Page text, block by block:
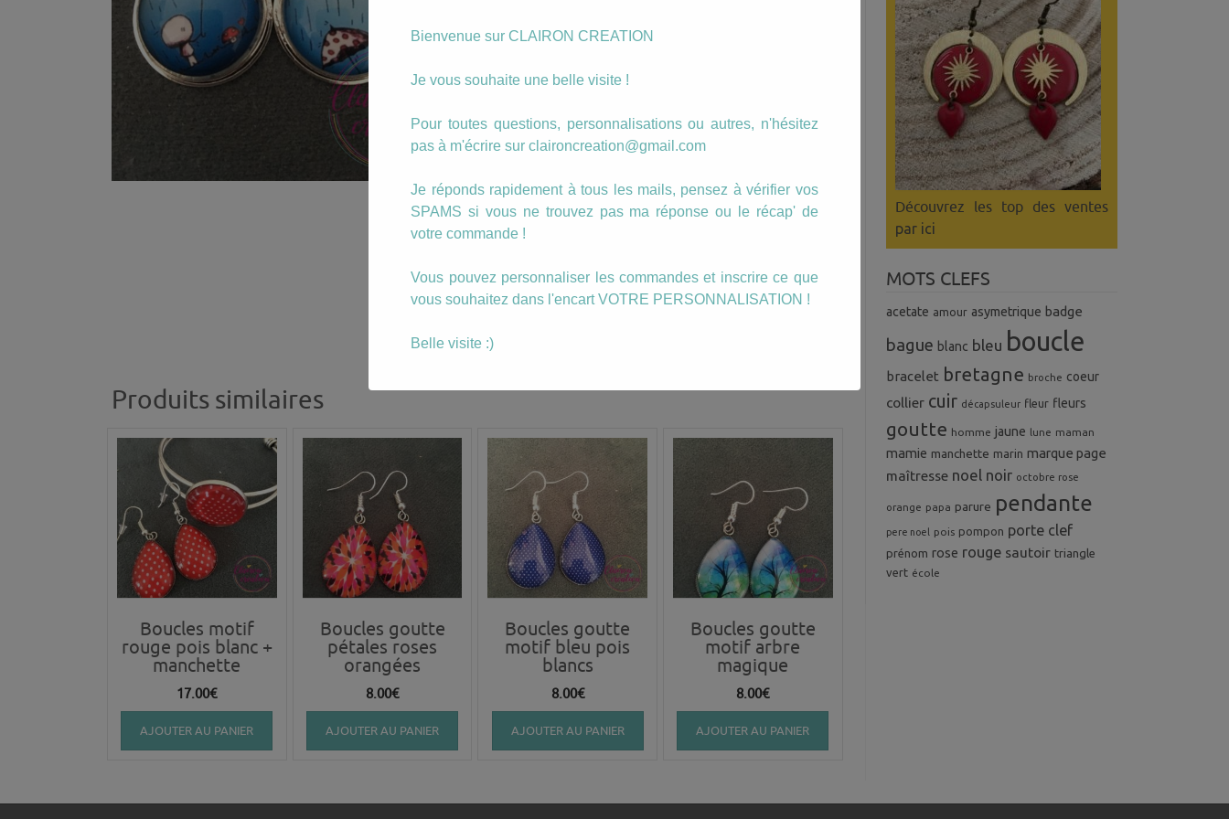
de
triangle
parapluie
contre
pluie
Ajouter au panier
Catégorie :Triangles
Étiquettes :automne,boucle,parapluie,
Description
La taille du motif est de 20mm de diamètre.
Produits similaires
Boucles motif
rouge pois blanc +
manchette
17.00€
AJOUTER AU PANIER
Boucles goutte
pétales roses
orangées
8.00€
AJOUTER AU PANIER
Boucles goutte
motif bleu pois
blancs
8.00€
AJOUTER AU PANIER
Boucles goutte
motif arbre
magique
8.00€
AJOUTER AU PANIER
Découvrez les top des ventes
par ici
MOTS CLEFS
acetate amour asymetrique badge
bague blanc bleu boucle
bracelet bretagne broche coeur
collier cuir décapsuleur fleur fleurs
goutte homme jaune lune maman
mamie manchette marin marque page
maîtresse noel noir octobre rose
orange papa parure pendante
pere noel pois pompon porte clef
prénom rose rouge sautoir triangle
vert école
Bienvenue sur CLAIRON CREATION
Je vous souhaite une belle visite !
Pour toutes questions, personnalisations ou autres, n'hésitez
pas à m'écrire sur claironcreation@gmail.com
Je réponds rapidement à tous les mails, pensez à vérifier vos
SPAMS si vous ne trouvez pas ma réponse ou le récap' de
votre commande !
Vous pouvez personnaliser les commandes et inscrire ce que
vous souhaitez dans l'encart VOTRE PERSONNALISATION !
Belle visite :)